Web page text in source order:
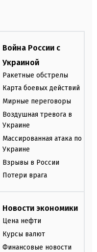
Война России с
Украиной
Ракетные обстрелы
Карта боевых действий
Мирные переговоры
Воздушная тревога в
Украине
Массированная атака по
Украине
Взрывы в России
Потери врага
Новости экономики
Цена нефти
Курсы валют
Финансовые новости